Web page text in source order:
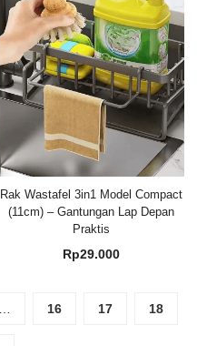
Rak Wastafel 3in1 Model Compact
(11cm) – Gantungan Lap Depan
Praktis
Rp29.000
16 17 18